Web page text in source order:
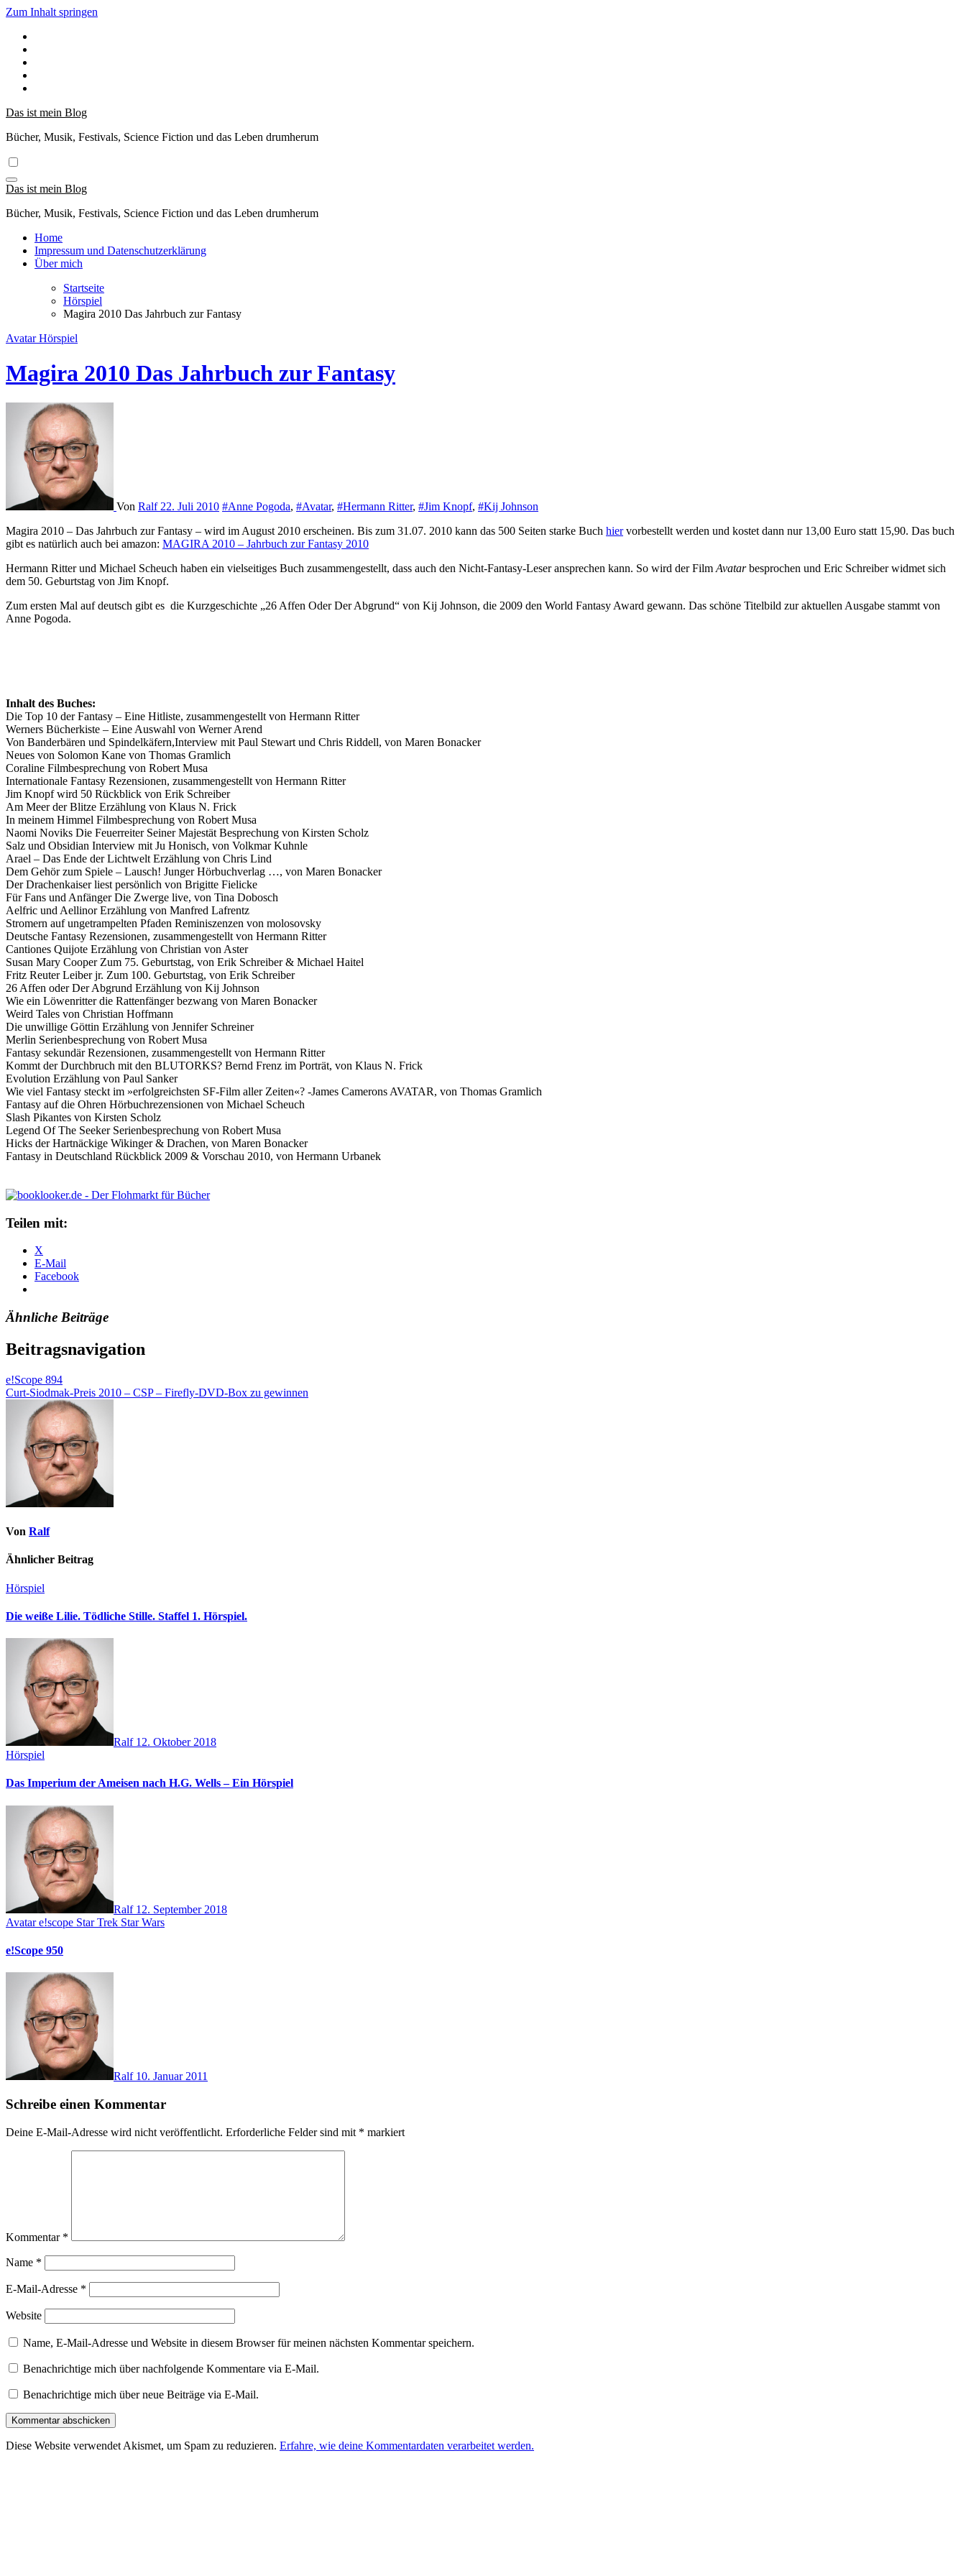
Zum Inhalt springen
Das ist mein Blog
Bücher, Musik, Festivals, Science Fiction und das Leben drumherum
Das ist mein Blog
Bücher, Musik, Festivals, Science Fiction und das Leben drumherum
Home
Impressum und Datenschutzerklärung
Über mich
Startseite
Hörspiel
Magira 2010 Das Jahrbuch zur Fantasy
AvatarHörspiel
Magira 2010 Das Jahrbuch zur Fantasy
Von Ralf 22. Juli 2010 #Anne Pogoda, #Avatar, #Hermann Ritter, #Jim Knopf, #Kij Johnson
Magira 2010 – Das Jahrbuch zur Fantasy – wird im August 2010 erscheinen. Bis zum 31.07. 2010 kann das 500 Seiten starke Buch hiervorbestellt werden und kostet dann nur 13,00 Euro statt 15,90. Das buch
gibt es natürlich auch bei amazon: MAGIRA 2010 – Jahrbuch zur Fantasy 2010
Hermann Ritter und Michael Scheuch haben ein vielseitiges Buch zusammengestellt, dass auch den Nicht-Fantasy-Leser ansprechen kann. So wird der Film Avatarbesprochen und Eric Schreiber widmet sich
dem 50. Geburtstag von Jim Knopf.
Zum ersten Mal auf deutsch gibt es die Kurzgeschichte „26 Affen Oder Der Abgrund“ von Kij Johnson, die 2009 den World Fantasy Award gewann. Das schöne Titelbild zur aktuellen Ausgabe stammt von
Anne Pogoda.
Inhalt des Buches:
Die Top 10 der Fantasy – Eine Hitliste, zusammengestellt von Hermann Ritter
Werners Bücherkiste – Eine Auswahl von Werner Arend
Von Banderbären und Spindelkäfern,Interview mit Paul Stewart und Chris Riddell, von Maren Bonacker
Neues von Solomon Kane von Thomas Gramlich
Coraline Filmbesprechung von Robert Musa
Internationale Fantasy Rezensionen, zusammengestellt von Hermann Ritter
Jim Knopf wird 50 Rückblick von Erik Schreiber
Am Meer der Blitze Erzählung von Klaus N. Frick
In meinem Himmel Filmbesprechung von Robert Musa
Naomi Noviks Die Feuerreiter Seiner Majestät Besprechung von Kirsten Scholz
Salz und Obsidian Interview mit Ju Honisch, von Volkmar Kuhnle
Arael – Das Ende der Lichtwelt Erzählung von Chris Lind
Dem Gehör zum Spiele – Lausch! Junger Hörbuchverlag …, von Maren Bonacker
Der Drachenkaiser liest persönlich von Brigitte Fielicke
Für Fans und Anfänger Die Zwerge live, von Tina Dobosch
Aelfric und Aellinor Erzählung von Manfred Lafrentz
Stromern auf ungetrampelten Pfaden Reminiszenzen von molosovsky
Deutsche Fantasy Rezensionen, zusammengestellt von Hermann Ritter
Cantiones Quijote Erzählung von Christian von Aster
Susan Mary Cooper Zum 75. Geburtstag, von Erik Schreiber & Michael Haitel
Fritz Reuter Leiber jr. Zum 100. Geburtstag, von Erik Schreiber
26 Affen oder Der Abgrund Erzählung von Kij Johnson
Wie ein Löwenritter die Rattenfänger bezwang von Maren Bonacker
Weird Tales von Christian Hoffmann
Die unwillige Göttin Erzählung von Jennifer Schreiner
Merlin Serienbesprechung von Robert Musa
Fantasy sekundär Rezensionen, zusammengestellt von Hermann Ritter
Kommt der Durchbruch mit den BLUTORKS? Bernd Frenz im Porträt, von Klaus N. Frick
Evolution Erzählung von Paul Sanker
Wie viel Fantasy steckt im »erfolgreichsten SF-Film aller Zeiten«? -James Camerons AVATAR, von Thomas Gramlich
Fantasy auf die Ohren Hörbuchrezensionen von Michael Scheuch
Slash Pikantes von Kirsten Scholz
Legend Of The Seeker Serienbesprechung von Robert Musa
Hicks der Hartnäckige Wikinger & Drachen, von Maren Bonacker
Fantasy in Deutschland Rückblick 2009 & Vorschau 2010, von Hermann Urbanek
Teilen mit:
X
E-Mail
Facebook
Ähnliche Beiträge
Beitragsnavigation
e!Scope 894
Curt-Siodmak-Preis 2010 – CSP – Firefly-DVD-Box zu gewinnen
Von Ralf
Ähnlicher Beitrag
Hörspiel
Die weiße Lilie. Tödliche Stille. Staffel 1. Hörspiel.
Ralf 12. Oktober 2018
Hörspiel
Das Imperium der Ameisen nach H.G. Wells – Ein Hörspiel
Ralf 12. September 2018
Avatare!scope Star Trek Star Wars
e!Scope 950
Ralf 10. Januar 2011
Schreibe einen Kommentar
Deine E-Mail-Adresse wird nicht veröffentlicht. Erforderliche Felder sind mit * markiert
Kommentar *
Name *
E-Mail-Adresse *
Website
Name, E-Mail-Adresse und Website in diesem Browser für meinen nächsten Kommentar speichern.
Benachrichtige mich über nachfolgende Kommentare via E-Mail.
Benachrichtige mich über neue Beiträge via E-Mail.
Diese Website verwendet Akismet, um Spam zu reduzieren. Erfahre, wie deine Kommentardaten verarbeitet werden.